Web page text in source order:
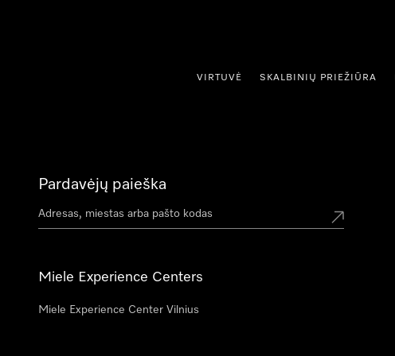
VIRTUVĖ SKALBINIŲ PRIEŽIŪRA
Pardavėjų paieška
Miele Experience Centers
Miele Experience Center Vilnius